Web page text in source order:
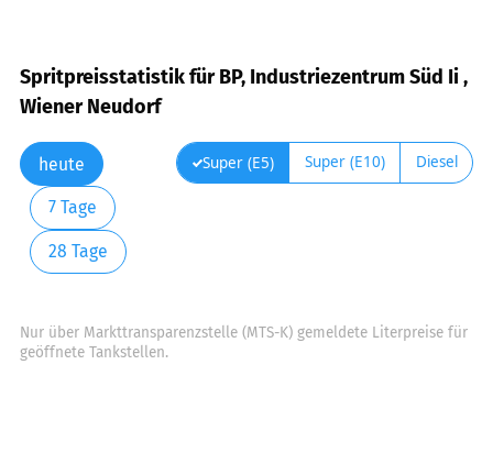
Spritpreisstatistik für BP, Industriezentrum Süd Ii ,
Wiener Neudorf
heute
7 Tage
28 Tage
Super (E5) Super (E10) Diesel
Nur über Markttransparenzstelle (MTS-K) gemeldete Literpreise für
geöffnete Tankstellen.